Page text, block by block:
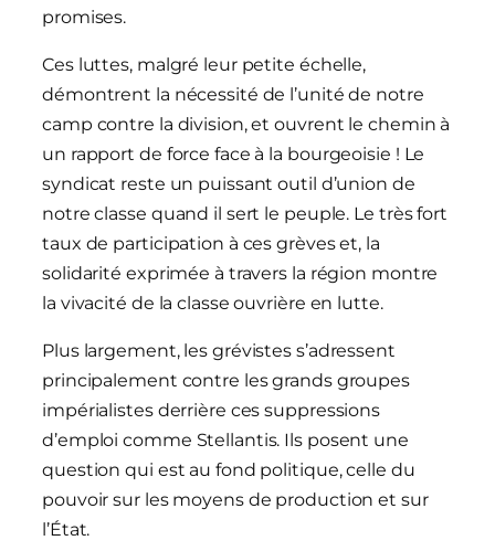
promises.
Ces luttes, malgré leur petite échelle,
démontrent la nécessité de l’unité de notre
camp contre la division, et ouvrent le chemin à
un rapport de force face à la bourgeoisie ! Le
syndicat reste un puissant outil d’union de
notre classe quand il sert le peuple. Le très fort
taux de participation à ces grèves et, la
solidarité exprimée à travers la région montre
la vivacité de la classe ouvrière en lutte.
Plus largement, les grévistes s’adressent
principalement contre les grands groupes
impérialistes derrière ces suppressions
d’emploi comme Stellantis. Ils posent une
question qui est au fond politique, celle du
pouvoir sur les moyens de production et sur
l’État.